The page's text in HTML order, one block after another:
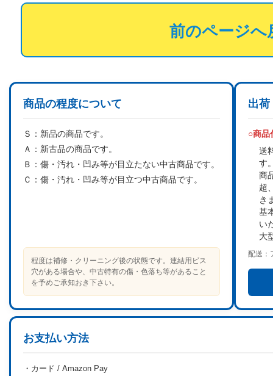
前のページへ
商品の程度について
Ｓ： 新品の商品です。
Ａ： 新古品の商品です。
Ｂ： 傷・汚れ・凹み等が目立たない中古商品です。
Ｃ： 傷・汚れ・凹み等が目立つ中古商品です。
程度は補修・クリーニング後の状態です。連結用ビス
穴がある場合や、中古特有の傷・色落ち等があること
を予めご承知おき下さい。
出荷
○商品
送
す
商
超
き
基
い
大
配送：
お支払い方法
・カード / Amazon Pay